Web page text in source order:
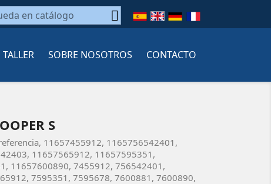

TALLER SOBRE NOSOTROS CONTACTO
S
11657455912, 1165756542401,
11657565912, 11657595351,
11657600890, 7455912, 756542401,
7595351, 7595678, 7600881, 7600890,